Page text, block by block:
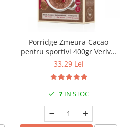
Porridge Zmeura-Cacao
pentru sportivi 400gr Verival
Bio
33,29 Lei
7 IN STOC